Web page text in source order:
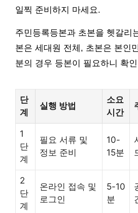
일찍 준비하지 마세요.
주민등록등본과 초본을 헷갈리
본은 세대원 전체, 초본은 본인
분의 경우 등본이 필요하니 확
단
계
실행 방법
소요
시간
1
단
계
필요 서류 및
정보 준비
10-
15분
2
단
계
온라인 접속 및
로그인
5-10
분